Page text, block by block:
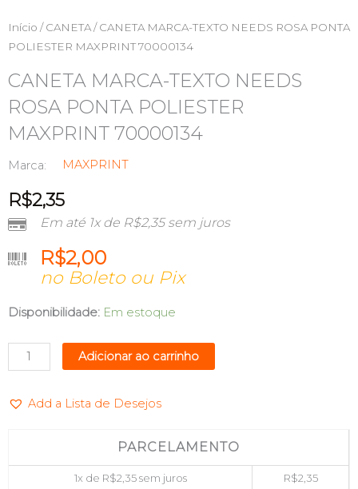
Início /CANETA/ CANETA MARCA-TEXTO NEEDS ROSA PONTA
POLIESTER MAXPRINT 70000134
CANETA MARCA-TEXTO NEEDS
ROSA PONTA POLIESTER
MAXPRINT 70000134
Marca: MAXPRINT
R$2,35
Em até 1x de R$2,35sem juros
R$2,00
no Boleto ou Pix
Disponibilidade: Em estoque
CANETA
TEXTO
NEEDS
PONTA
70000134
Adicionar ao carrinho
Add a Lista de Desejos
PARCELAMENTO
1x de R$2,35sem juros R$2,35